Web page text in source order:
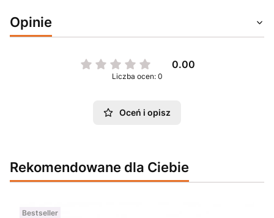
Opinie
0.00
Liczba ocen: 0
Oceń i opisz
Rekomendowane dla Ciebie
Bestseller